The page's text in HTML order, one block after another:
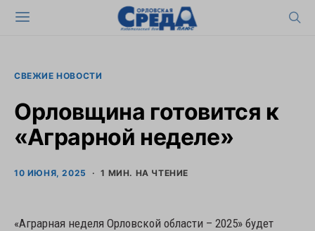
СВЕЖИЕ НОВОСТИ
Орловщина готовится к
«Аграрной неделе»
10 ИЮНЯ, 2025 1 МИН. НА ЧТЕНИЕ
«Аграрная неделя Орловской области – 2025» будет